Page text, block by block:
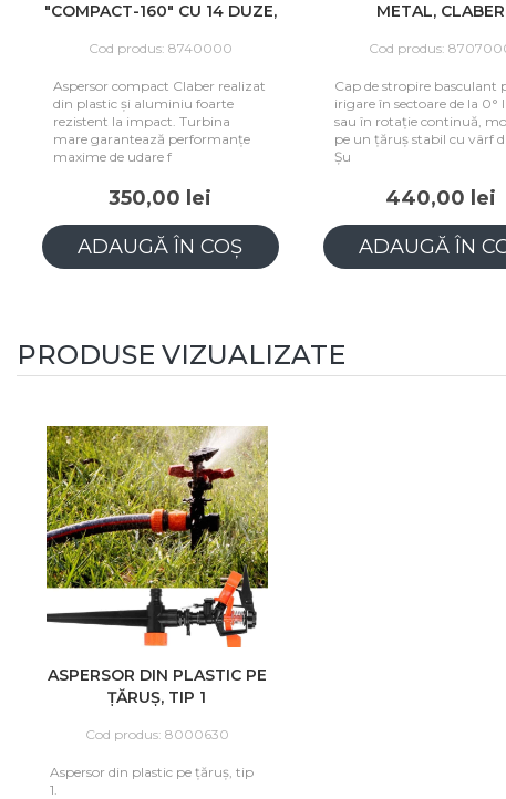
"COMPACT-160" CU 14 DUZE,
Cod produs: 8740000
Aspersor compact Claber realizat
din plastic și aluminiu foarte
rezistent la impact. Turbina
mare garantează performanțe
maxime de udare f
350,00 lei
ADAUGĂ ÎN COȘ
METAL, CLABER
Cod produs:
Cap de stropire basculant
irigare în sectoare de la 0°
sau în rotație continuă,
pe un țăruș stabil cu vârf
Șu
440,00 lei
ADAUGĂ ÎN
PRODUSE VIZUALIZATE
ASPERSOR DIN PLASTIC PE
ŢĂRUŞ, TIP 1
Cod produs: 8000630
Aspersor din plastic pe ţăruş, tip
1.